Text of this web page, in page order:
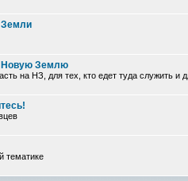
Земли
Новую Землю
на НЗ, для тех, кто едет туда служить и
тематике